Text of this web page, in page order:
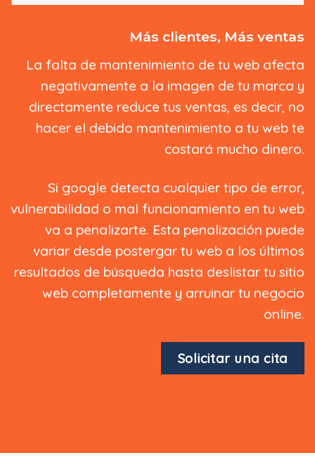
Más clientes, Más ventas
La falta de mantenimiento de tu web afecta
negativamente a la imagen de tu marca y
directamente reduce tus ventas, es decir, no
hacer el debido mantenimiento a tu web te
costará mucho dinero.
Si google detecta cualquier tipo de error,
vulnerabilidad o mal funcionamiento en tu web
va a penalizarte. Esta penalización puede
variar desde postergar tu web a los últimos
resultados de búsqueda hasta deslistar tu sitio
web completamente y arruinar tu negocio
online.
Solicitar una cita